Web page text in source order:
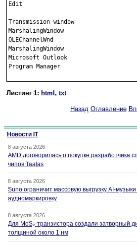
Edit
Transmission window
MarshalingWindow
OLEChannelWnd
MarshalingWindow
Microsoft Outlook
Program Manager
Листинг 1: html , txt
Назад Оглавление
Новости IT
8 августа 2026
AMD договорилась о покупке разработчика
чипов Taalas
8 августа 2026
Suno ограничит массовую выгрузку AI-
аудиомаркировку
8 августа 2026
Для MoS₂-транзистора создали затворный
толщиной около 1 нм